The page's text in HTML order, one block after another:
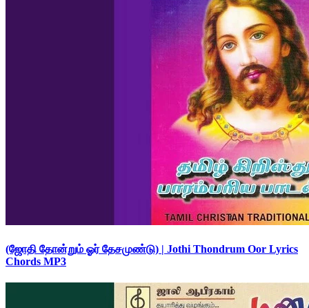
(ஜோதி தோன்றும் ஓர் தேசமுண்டு) | Jothi Thondrum Oor Lyrics
Chords MP3